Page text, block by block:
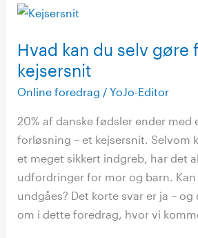
Hvad kan du selv gøre
kejsersnit
Online foredrag /YoJo-Editor
20% af danske fødsler ender med
forløsning – et kejsersnit. Selvom
et meget sikkert indgreb, har det
udfordringer for mor og barn.
undgåes? Det korte svar er ja –
om i dette foredrag, hvor vi
Hvad
du
selv
gøre
at
undgå
kejsersnit